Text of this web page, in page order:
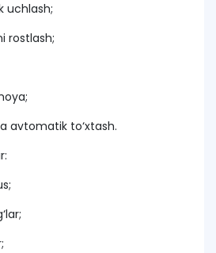
uchlash;
rostlash;
avtomatik to‘xtash.